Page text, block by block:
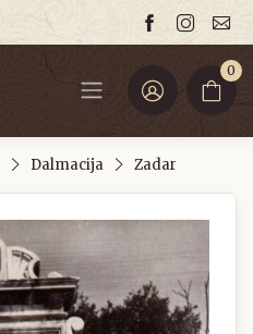
0
Dalmacija Zadar